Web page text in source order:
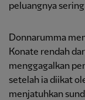
peluangnya
Donnarumma
Konate rendah
menggagalkan
setelah ia diikat
menjatuhkan